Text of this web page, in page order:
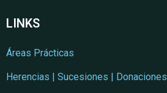
LINKS
Áreas Prácticas
Herencias | Sucesiones | Donaciones